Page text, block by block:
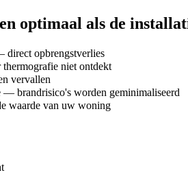
optimaal als de
opbrengstverlies
thermografie niet ontdekt
vervallen
— brandrisico's worden geminimaliseerd
waarde van uw woning